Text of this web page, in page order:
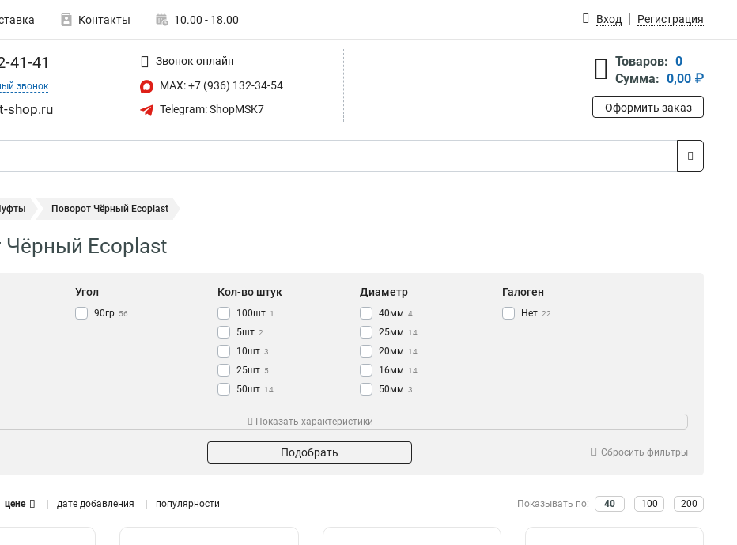
Контакты 10.00 - 18.00 Вход Регистрация
41-41
звонок
shop.ru
Звонок онлайн
MAX: +7 (936) 132-34-54
Telegram: ShopMSK7
Товаров: 0
Сумма: 0,00 ₽
Оформить заказ
Поворот Чёрный Ecoplast
Чёрный Ecoplast
Угол
90гр 56
Кол-во штук
100шт 1
5шт 2
10шт 3
25шт 5
50шт 14
Диаметр
40мм 4
25мм 14
20мм 14
16мм 14
50мм 3
Галоген
Нет 22
Показать характеристики
Подобрать Сбросить фильтры
цене дате добавления популярности Показывать по: 40 100 200